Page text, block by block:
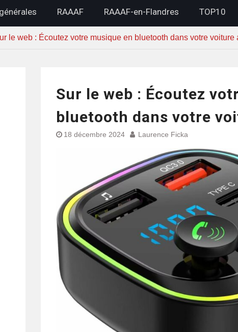
RAAAF RAAAF-en-Flandres TOP10
le web : Écoutez votre musique en bluetooth dans votre voiture
Sur le web : Écoutez
bluetooth dans votre
18 décembre 2024 Laurence Ficka